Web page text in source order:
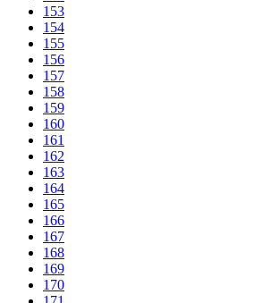
153
154
155
156
157
158
159
160
161
162
163
164
165
166
167
168
169
170